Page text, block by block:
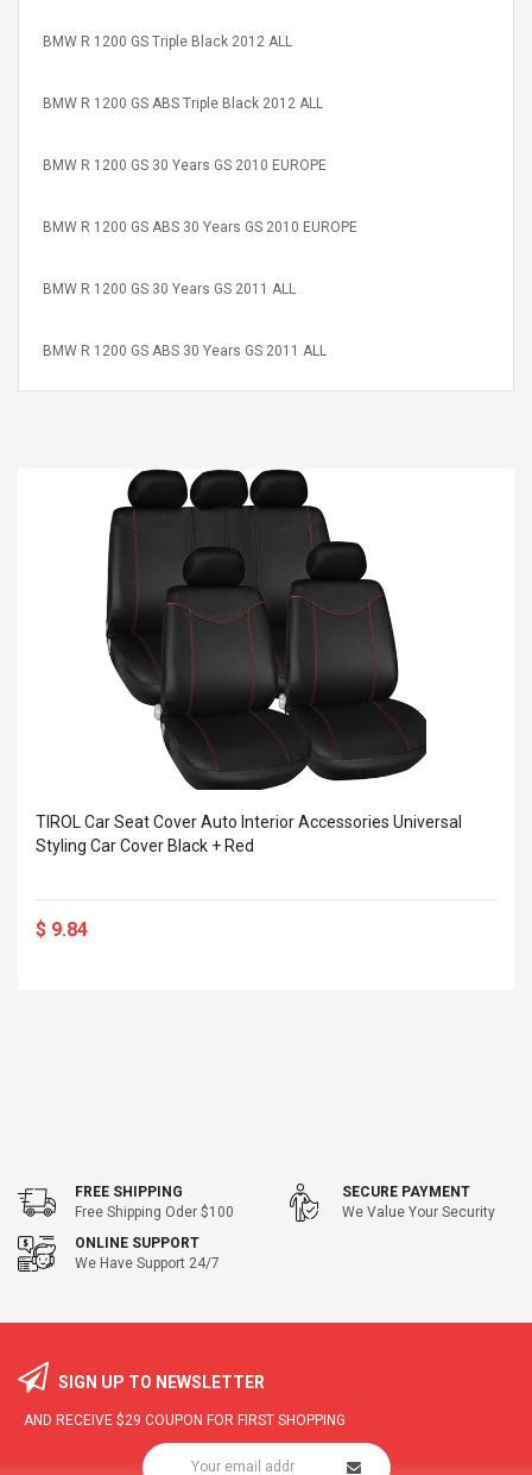
BMW R 1200 GS Triple Black 2012 ALL
BMW R 1200 GS ABS Triple Black 2012 ALL
BMW R 1200 GS 30 Years GS 2010 EUROPE
BMW R 1200 GS ABS 30 Years GS 2010 EUROPE
BMW R 1200 GS 30 Years GS 2011 ALL
BMW R 1200 GS ABS 30 Years GS 2011 ALL
TIROL Car Seat Cover Auto Interior Accessories Universal
Styling Car Cover Black + Red
$ 9.84
FREE SHIPPING
Free Shipping Oder $100
SECURE PAYMENT
We Value Your Security
ONLINE SUPPORT
We Have Support 24/7
SIGN UP TO NEWSLETTER
AND RECEIVE $29 COUPON FOR FIRST SHOPPING